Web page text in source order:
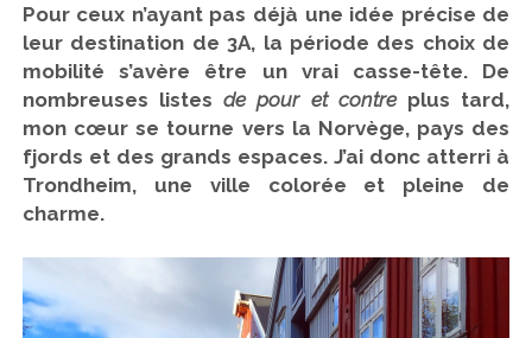
Pour ceux n’ayant pas déjà une idée précise de
leur destination de 3A, la période des choix de
mobilité s’avère être un vrai casse-tête. De
nombreuses listesde pour et contreplus tard,
mon cœur se tourne vers la Norvège, pays des
fjords et des grands espaces. J’ai donc atterri à
Trondheim, une ville colorée et pleine de
charme.